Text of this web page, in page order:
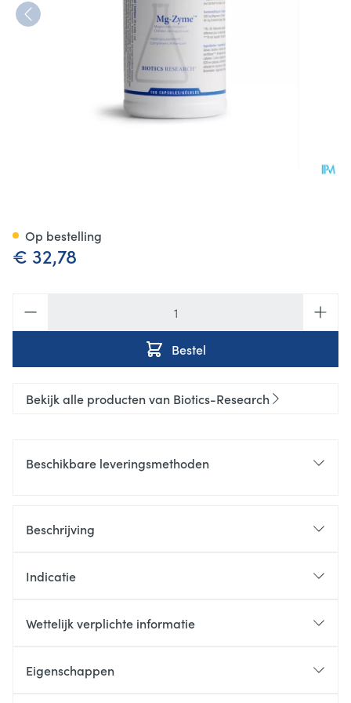
€ 32,78
Bestel
Op bestelling
Bekijk alle producten van Biotics-Research
Beschikbare leveringsmethoden
Beschrijving
Indicatie
Wettelijk verplichte informatie
Eigenschappen